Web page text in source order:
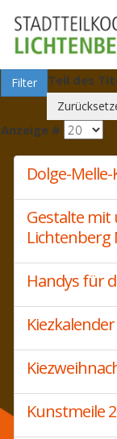
Teil des
Filter
Anzeige #
Dolge-
Gestalte mit
Lichtenberg
Handys für
Kunstmeile